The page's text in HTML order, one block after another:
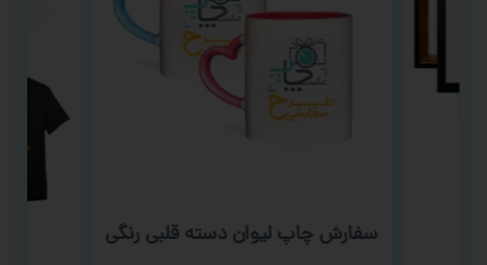
سفارش چاپ لیوان دسته قلبی رنگی